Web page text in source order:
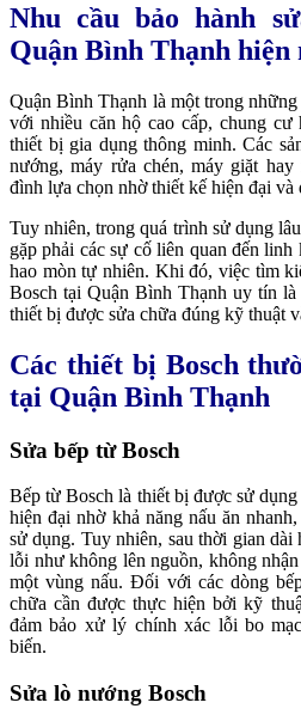
Nhu cầu bảo hành
Quận Bình Thạnh hiện
Quận Bình Thạnh là một trong
với nhiều căn hộ cao cấp, chung
thiết bị gia dụng thông minh. Các
nướng, máy rửa chén, máy giặt
đình lựa chọn nhờ thiết kế hiện đại và
Tuy nhiên, trong quá trình sử dụng
gặp phải các sự cố liên quan đến
hao mòn tự nhiên. Khi đó, việc tìm
Bosch tại Quận Bình Thạnh uy tín là
thiết bị được sửa chữa đúng kỹ thuật
Các thiết bị Bosch
tại Quận Bình Thạnh
Sửa bếp từ Bosch
Bếp từ Bosch là thiết bị được sử
hiện đại nhờ khả năng nấu ăn
sử dụng. Tuy nhiên, sau thời gian dài
lỗi như không lên nguồn, không
một vùng nấu. Đối với các dòng
chữa cần được thực hiện bởi kỹ
đảm bảo xử lý chính xác lỗi bo
biến.
Sửa lò nướng Bosch